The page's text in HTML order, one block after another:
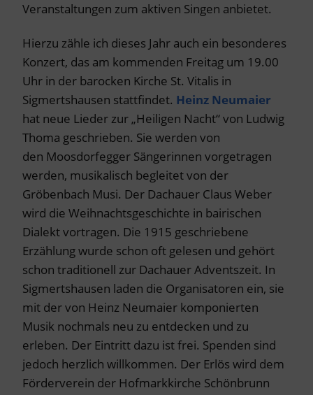
Veranstaltungen zum aktiven Singen anbietet.
Hierzu zähle ich dieses Jahr auch ein besonderes
Konzert, das am kommenden Freitag um 19.00
Uhr in der barocken Kirche St. Vitalis in
Sigmertshausen stattfindet. Heinz Neumaier
hat neue Lieder zur „Heiligen Nacht“ von Ludwig
Thoma geschrieben. Sie werden von
den Moosdorfegger Sängerinnen vorgetragen
werden, musikalisch begleitet von der
Gröbenbach Musi. Der Dachauer Claus Weber
wird die Weihnachtsgeschichte in bairischen
Dialekt vortragen. Die 1915 geschriebene
Erzählung wurde schon oft gelesen und gehört
schon traditionell zur Dachauer Adventszeit. In
Sigmertshausen laden die Organisatoren ein, sie
mit der von Heinz Neumaier komponierten
Musik nochmals neu zu entdecken und zu
erleben. Der Eintritt dazu ist frei. Spenden sind
jedoch herzlich willkommen. Der Erlös wird dem
Förderverein der Hofmarkkirche Schönbrunn